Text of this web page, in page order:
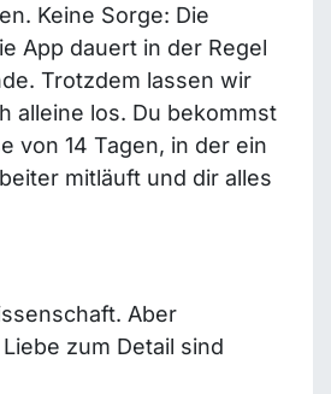
Keine Sorge: Die
App dauert in der Regel
Trotzdem lassen wir
alleine los. Du bekommst
von 14 Tagen, in der ein
mitläuft und dir alles
Aber
zum Detail sind